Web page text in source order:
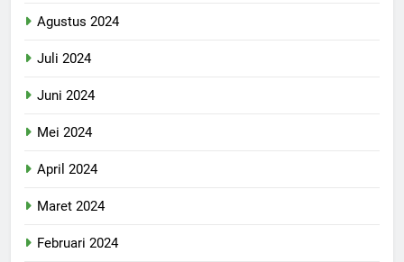
Agustus 2024
Juli 2024
Juni 2024
Mei 2024
April 2024
Maret 2024
Februari 2024